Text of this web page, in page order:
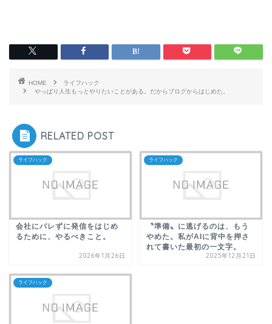
HOME
ライフハック
やっぱり人生もっとやりたいことがある。だからブログからはじめた。
RELATED POST
ライフハック
会社にバレずに発信をはじめ
るために、やるべきこと。
2026年1月26日
ライフハック
〝準備〟に逃げるのは、もう
やめた。私がAIに背中を押さ
れて書いた最初の一文字。
2025年12月21日
ライフハック